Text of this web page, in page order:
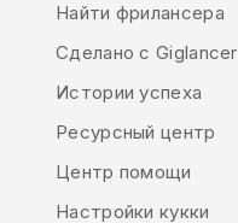
Найти фрилансера
Сделано с Giglancer
Истории успеха
Ресурсный центр
Центр помощи
Настройки кукки